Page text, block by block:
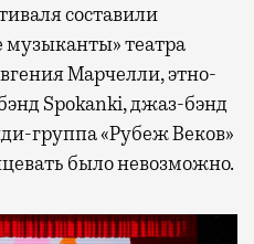
составили
музыканты» театра
Марчелли, этно-
Spokanki, джаз-бэнд
группа «Рубеж Веков»
было невозможно.